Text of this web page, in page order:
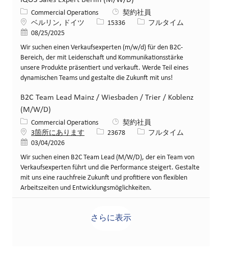
カテゴリー
Commercial Operations
契約社員
場所ベルリン, ドイツ 求人ID15336 役職フルタイム
投稿日08/25/2025
Wir suchen einen Verkaufsexperten (m/w/d) für den B2C-
Bereich, der mit Leidenschaft und Kommunikationsstärke
unsere Produkte präsentiert und verkauft. Werde Teil eines
dynamischen Teams und gestalte die Zukunft mit uns!
B2C Team Lead Mainz / Wiesbaden / Trier / Koblenz
(M/W/D)
カテゴリー
Commercial Operations
契約社員
3箇所にあります
求人ID23678 役職フルタイム
投稿日03/04/2026
Wir suchen einen B2C Team Lead (M/W/D), der ein Team von
Verkaufsexperten führt und die Performance steigert. Gestalte
mit uns eine rauchfreie Zukunft und profitiere von flexiblen
Arbeitszeiten und Entwicklungsmöglichkeiten.
さらに表示